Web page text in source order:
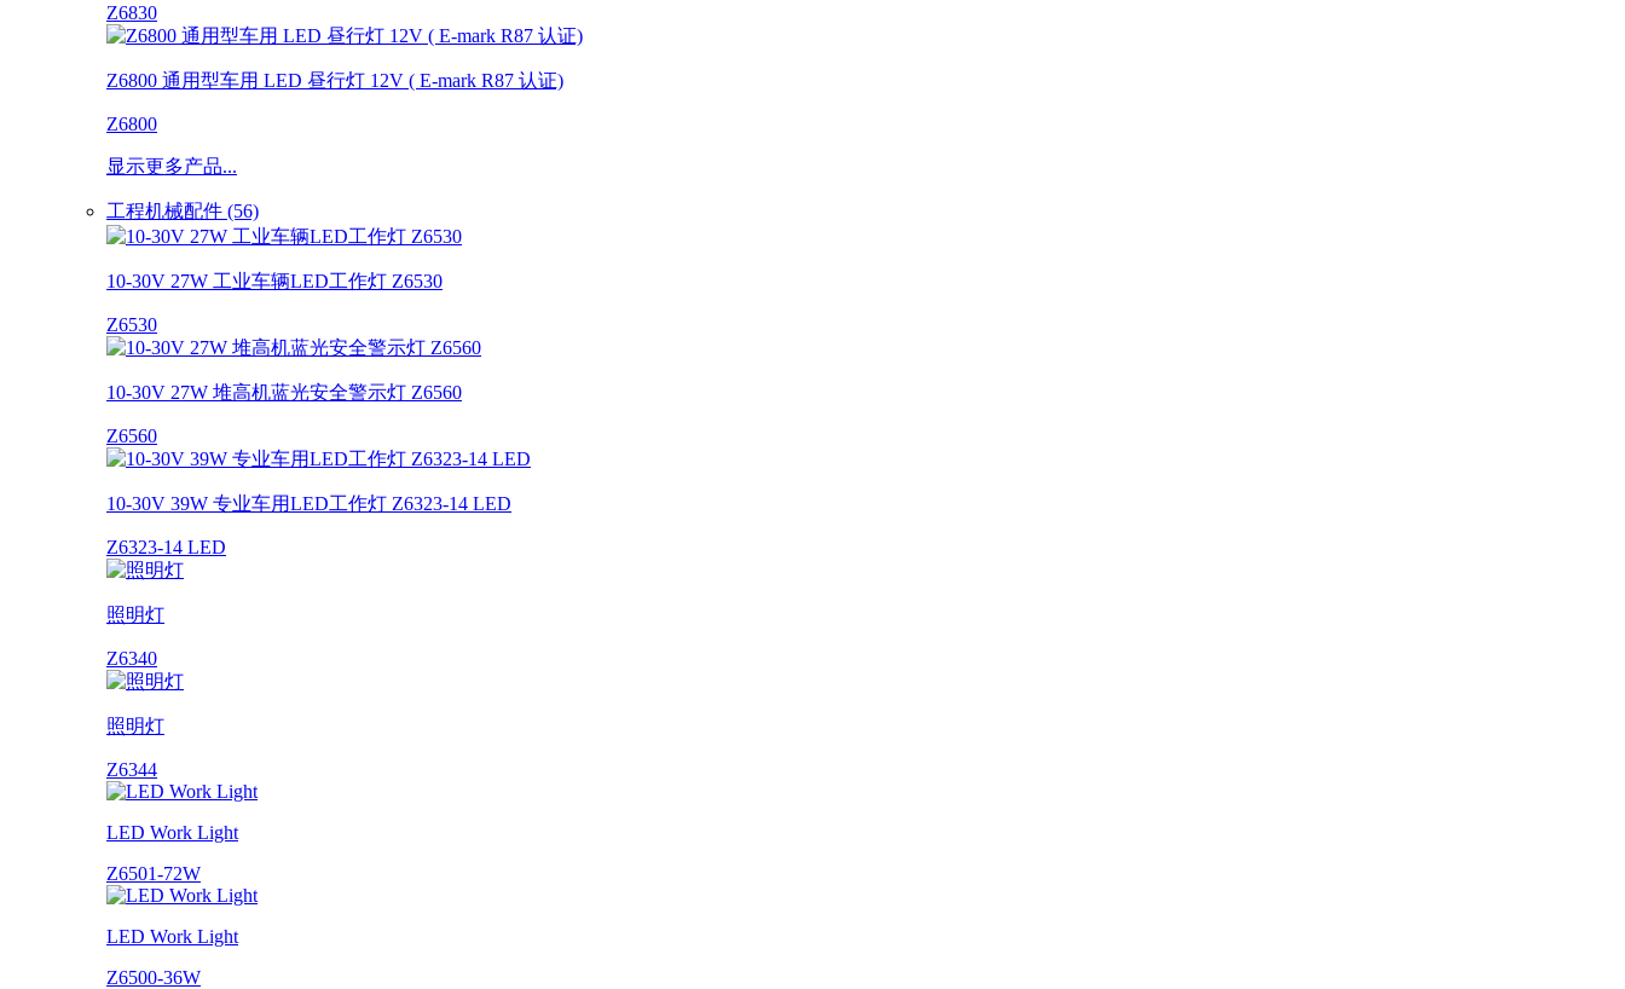
Z6830
Z6800 通用型车用 LED 昼行灯 12V ( E-mark R87 认证)
Z6800
显示更多产品...
工程机械配件 (56)
10-30V 27W 工业车辆LED工作灯 Z6530
Z6530
10-30V 27W 堆高机蓝光安全警示灯 Z6560
Z6560
10-30V 39W 专业车用LED工作灯 Z6323-14 LED
Z6323-14 LED
照明灯
Z6340
照明灯
Z6344
LED Work Light
Z6501-72W
LED Work Light
Z6500-36W